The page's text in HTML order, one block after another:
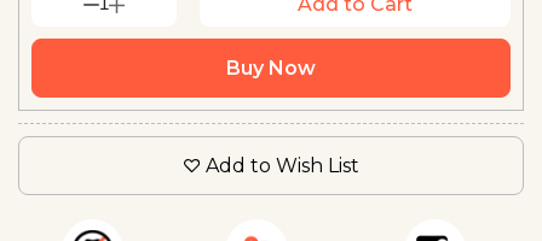
Buy Now
Add to Wish List